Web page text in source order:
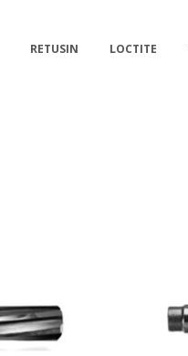
RETUSIN LOCTITE